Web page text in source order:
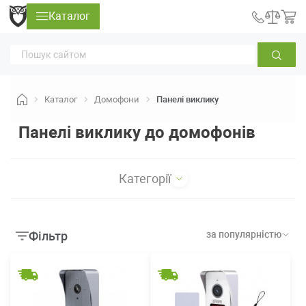
Каталог
Каталог Домофони Панелі виклику
Панелі виклику до домофонів
Категорії
Фільтр за популярністю